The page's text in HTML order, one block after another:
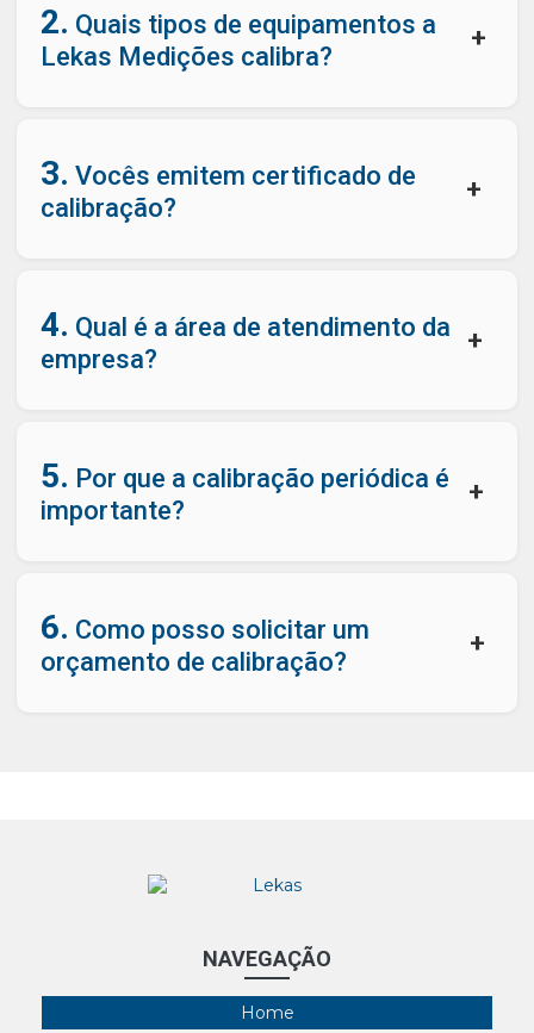
2. Quais tipos de equipamentos a
Lekas Medições calibra?
+
3. Vocês emitem certificado de
calibração?
+
4. Qual é a área de atendimento da
empresa?
+
5. Por que a calibração periódica é
importante?
+
6. Como posso solicitar um
orçamento de calibração?
+
NAVEGAÇÃO
Home